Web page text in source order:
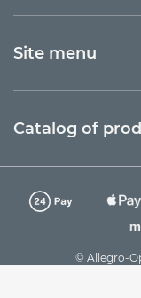
Site menu
Catalog of
© Allegro-